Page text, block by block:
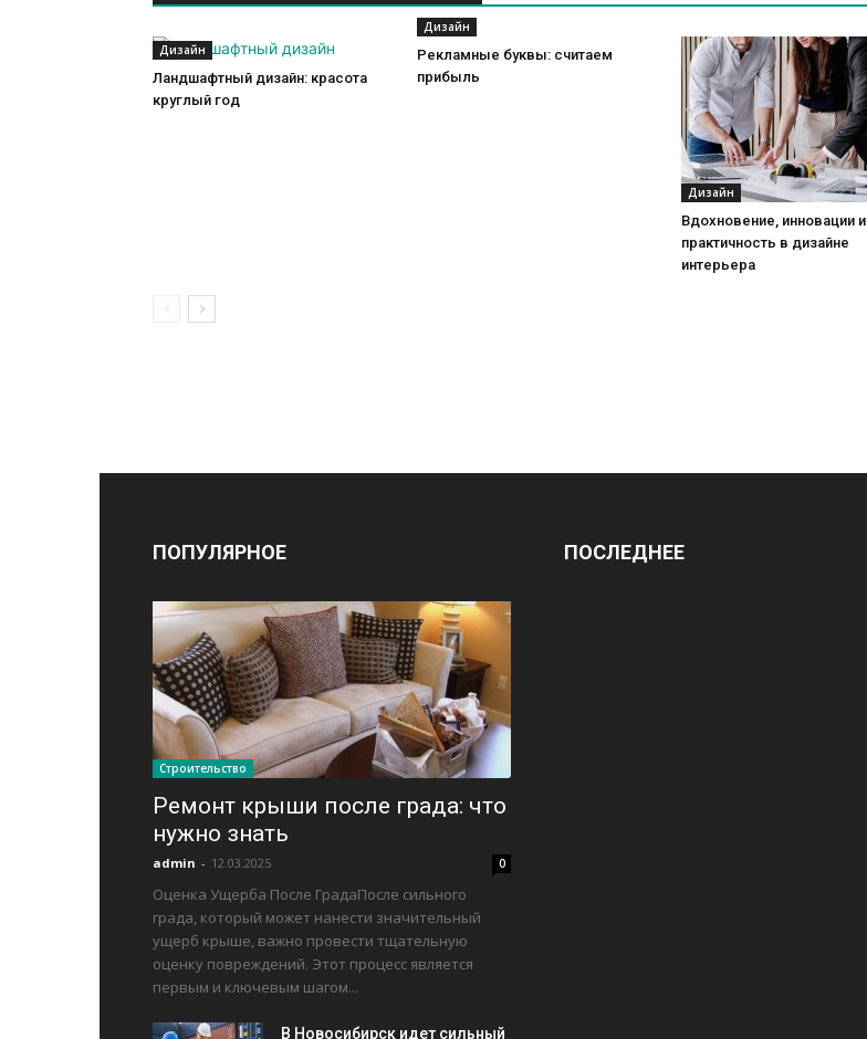
Дизайн
Ландшафтный дизайн: красота
круглый год
Дизайн
Рекламные буквы: считаем
прибыль
Дизайн
Вдохновение, инновации и
практичность в дизайне
интерьера
ПОПУЛЯРНОЕ
Строительство
Ремонт крыши после града: что
нужно знать
admin - 12.03.2025 0
Оценка Ущерба После ГрадаПосле сильного
града, который может нанести значительный
ущерб крыше, важно провести тщательную
оценку повреждений. Этот процесс является
первым и ключевым шагом...
В Новосибирск идет сильный
ПОСЛЕДНЕЕ